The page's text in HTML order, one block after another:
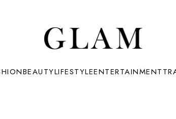
BEAUTYLIFESTYLEENTERTAINMENT